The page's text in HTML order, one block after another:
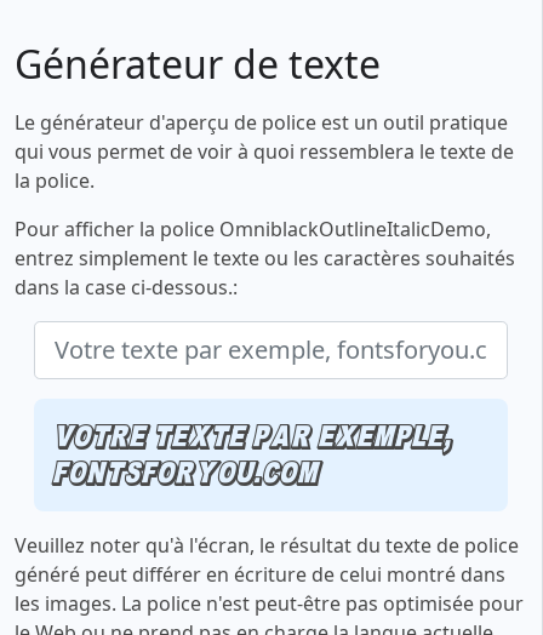
Générateur de texte
Le générateur d'aperçu de police est un outil pratique
qui vous permet de voir à quoi ressemblera le texte de
la police.
Pour afficher la police OmniblackOutlineItalicDemo,
entrez simplement le texte ou les caractères souhaités
dans la case ci-dessous.:
Votre texte par exemple,
fontsforyou.com
Veuillez noter qu'à l'écran, le résultat du texte de police
généré peut différer en écriture de celui montré dans
les images. La police n'est peut-être pas optimisée pour